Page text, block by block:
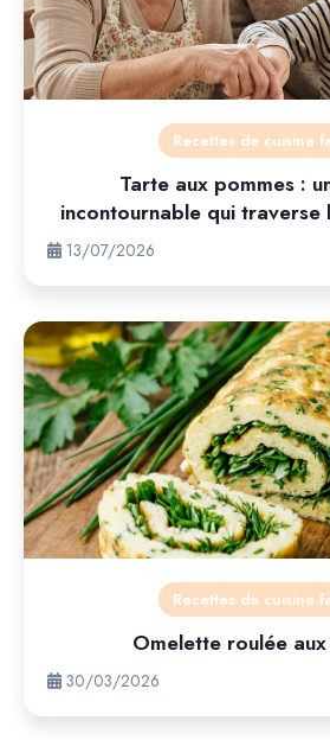
Recettes de cuisine
Tarte aux pommes :
incontournable qui traverse
13/07/2026
Recettes de cuisine
Omelette roulée
30/03/2026